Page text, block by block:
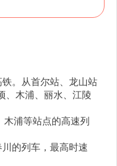
。从首尔站、龙山站
、木浦、丽水、江陵
浦等站点的高速列
的列车，最高时速